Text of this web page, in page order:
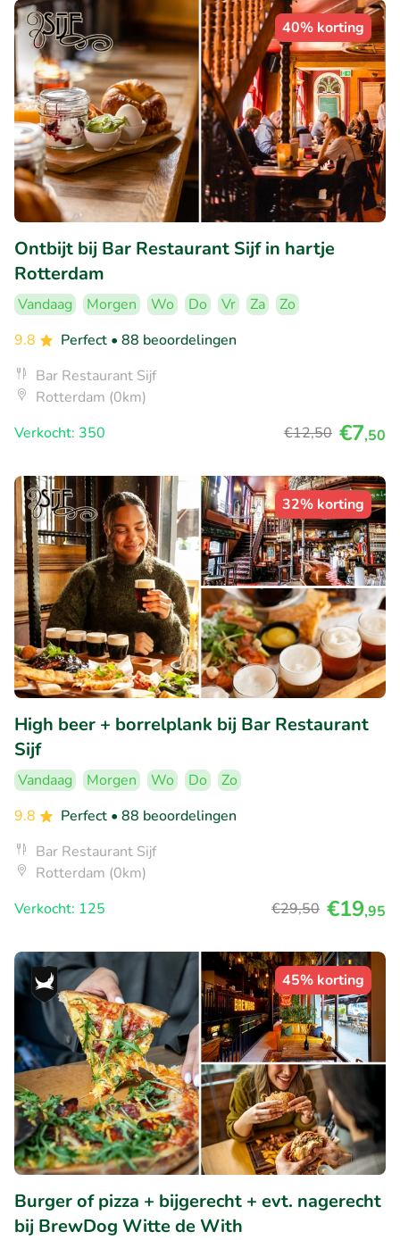
40% korting
Ontbijt bij Bar Restaurant Sijf in hartje
Rotterdam
Vandaag Morgen Wo Do Vr Za
Zo
9.8
Perfect • 88 beoordelingen
Bar Restaurant Sijf
Rotterdam (0km)
Verkocht: 350
€12,50 €7,50
32% korting
High beer + borrelplank bij Bar Restaurant
Sijf
Vandaag Morgen Wo Do
Zo
9.8
Perfect • 88 beoordelingen
Bar Restaurant Sijf
Rotterdam (0km)
Verkocht: 125
€29,50 €19,95
45% korting
Burger of pizza + bijgerecht + evt. nagerecht
bij BrewDog Witte de With